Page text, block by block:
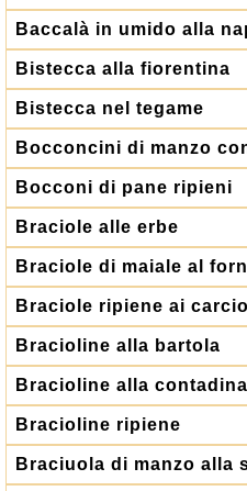
Baccalà in umido alla
Bistecca alla fiorentina
Bistecca nel tegame
Bocconcini di manzo
Bocconi di pane ripieni
Braciole alle erbe
Braciole di maiale al
Braciole ripiene ai
Bracioline alla bartola
Bracioline alla contadina
Bracioline ripiene
Braciuola di manzo alla